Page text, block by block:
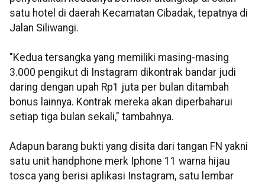
satu hotel di daerah Kecamatan Cibadak, tepatnya di
Jalan Siliwangi.
"Kedua tersangka yang memiliki masing-masing
3.000 pengikut di Instagram dikontrak bandar judi
daring dengan upah Rp1 juta per bulan ditambah
bonus lainnya. Kontrak mereka akan diperbaharui
setiap tiga bulan sekali," tambahnya.
Adapun barang bukti yang disita dari tangan FN yakni
satu unit handphone merk Iphone 11 warna hijau
tosca yang berisi aplikasi Instagram, satu lembar